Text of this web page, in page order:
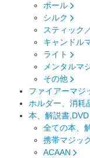
ボール
シルク
スティック
キャンドル
ライト
メンタルマ
その他
ファイアー
ホルダー
本、解説書
全ての本、
携帯マジッ
ACAAN